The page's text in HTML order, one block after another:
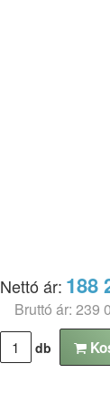
Nettó ár: 188
Bruttó ár: 239
db